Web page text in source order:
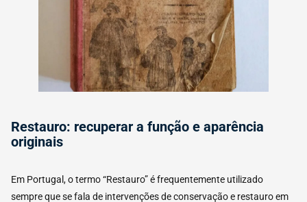
Restauro: recuperar a função e aparência
originais
Em Portugal, o termo “Restauro” é frequentemente utilizado
sempre que se fala de intervenções de conservação e restauro em